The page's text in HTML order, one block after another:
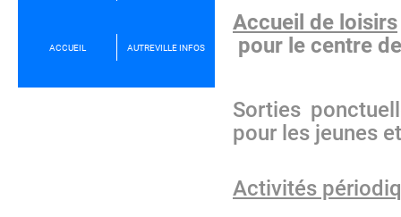
Accueil de loisirs
pour le centre
Sorties
pour les jeunes
Activités
ACCUEIL AUTREVILLE INFOS